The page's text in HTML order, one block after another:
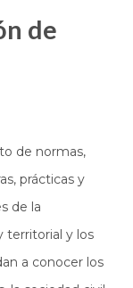
de normas,
prácticas y
de la
territorial y los
a conocer los